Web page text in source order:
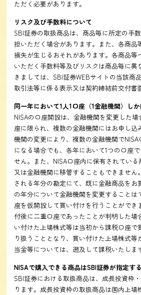
ただく必要があります。
リスク及び手数料について
SBI証券の取扱商品は、商品毎に所定の手
担いただく場合があります。また、各商品
損失が生じるおそれがあります。各商品等
いただく手数料等及びリスクは商品毎に異
きましては、SBI証券WEBサイトの当該商
取引法等に係る表示又は契約締結前交付書
同一年において1人1口座（1金融機関）しか
NISAの口座開設は、金融機関を変更した場
座に限られ、複数の金融機関にはお申し込
機関の変更により、複数の金融機関でNISA
になる場合でも、各年において1つの口座
せん。また、NISA口座内に保有されてい
又は金融機関に移管することもできません
される年分の勘定にて、既に金融商品をお
の年分について金融機関を変更することは
座を仮開設して買い付けを行うことができ
付後に二重口座であったことが判明した場
い付けた上場株式等は当初から課税口座で
り扱うこととなり、買い付けた上場株式
当金等については、遡及して課税いたしま
NISAで購入できる商品はSBI証券が指定す
SBI証券における取扱商品は、成長投資枠
ります。成長投資枠の取扱商品は国内上場